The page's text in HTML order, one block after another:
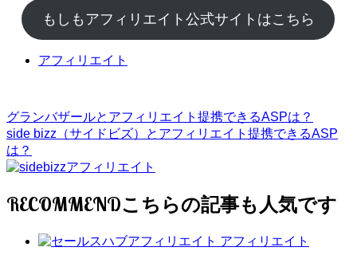
もしもアフィリエイト公式サイトはこちら
アフィリエイト
グランバザールとアフィリエイト提携できるASPは？
side bizz（サイドビズ）とアフィリエイト提携できるASP
は？
RECOMMEND
アフィリエイト